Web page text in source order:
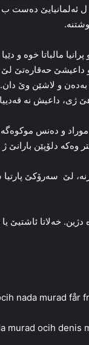
ل ئه‌لمانیایێ
مالباتا خوه‌ و
کو داعیشێ
و لاشێن وێ دان.
ژی، داعیش نه‌
موراد و ده‌نس
وه‌که‌ دلۆپێن بارانێ ژ
لێ سه‌رۆکێ
خه‌لاتا ئاشتیێ یا